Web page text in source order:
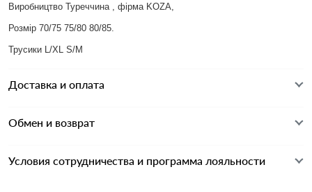
Виробництво Туреччина , фірма KOZA,
Розмір 70/75 75/80 80/85.
Трусики L/XL S/M
Доставка и оплата
Обмен и возврат
Условия сотрудничества и программа лояльности